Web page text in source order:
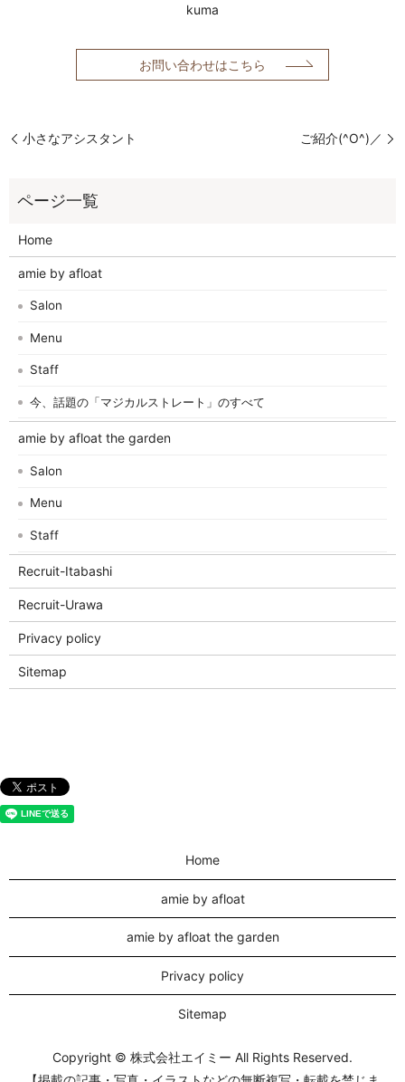
kuma
お問い合わせはこちら
小さなアシスタント ご紹介(^O^)／
Home
amie by afloat
Salon
Menu
Staff
今、話題の「マジカルストレート」のすべて
amie by afloat the garden
Salon
Menu
Staff
Recruit-Itabashi
Recruit-Urawa
Privacy policy
Sitemap
Home
amie by afloat
amie by afloat the garden
Privacy policy
Sitemap
Copyright © 株式会社エイミー All Rights Reserved.